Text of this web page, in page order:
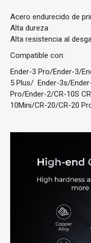
Acero endurecido de
Alta dureza
Alta resistencia al
Compatible con:
Ender-3 Pro/Ender-3/
5 Plus/ Ender-3s/
Pro/Ender-2/CR-10S
10Mini/CR-20/CR-20